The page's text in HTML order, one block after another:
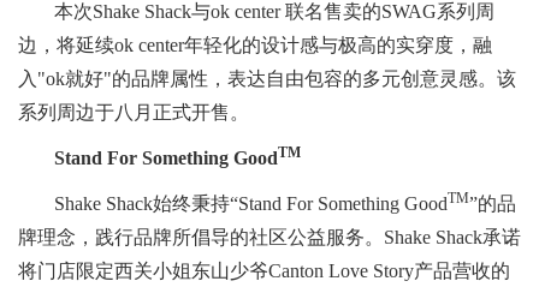
本次Shake Shack与ok center 联名售卖的SWAG系列周
边，将延续ok center年轻化的设计感与极高的实穿度，融
入"ok就好"的品牌属性，表达自由包容的多元创意灵感。该
系列周边于八月正式开售。
Stand For Something GoodTM
Shake Shack始终秉持“Stand For Something GoodTM”的品
牌理念，践行品牌所倡导的社区公益服务。Shake Shack承诺
将门店限定西关小姐东山少爷Canton Love Story产品营收的